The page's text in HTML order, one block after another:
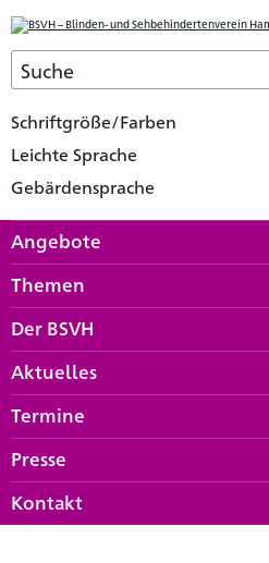
Schriftgröße/Farben
Leichte Sprache
Gebärdensprache
Angebote
Themen
Der BSVH
Aktuelles
Termine
Presse
Kontakt